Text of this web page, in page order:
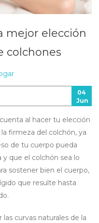
mejor elección
colchones
04
Jun
al hacer tu elección
firmeza del colchón, ya
de tu cuerpo pueda
que el colchón sea lo
sostener bien el cuerpo,
que resulte hasta
curvas naturales de la